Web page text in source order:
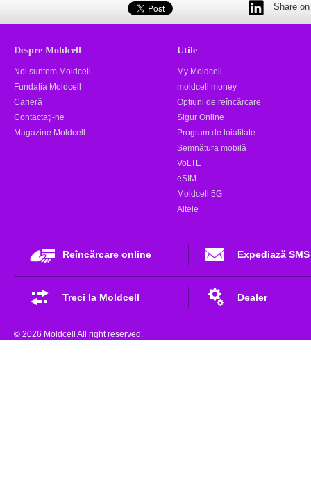
Share
Despre Moldcell
Noi suntem Moldcell
Fundația Moldcell
Carieră
Contactaţi-ne
Magazine Moldcell
Utile
My Moldcell
moldcell money
Opțiuni de reîncărcare
Sigur Online
Program de loialitate
Semnătura mobilă
VoLTE
eSIM
Moldcell 5G
Altele
Reîncărcare online Expediază SMS
Treci la Moldcell Dealer
© 2026 Moldcell All right reserved.